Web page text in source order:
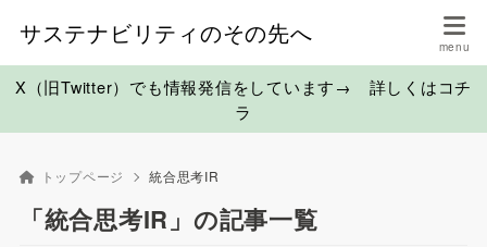
サステナビリティのその先へ
X（旧Twitter）でも情報発信をしています→ 詳しくはコチ
ラ
トップページ 統合思考IR
「統合思考IR」の記事一覧